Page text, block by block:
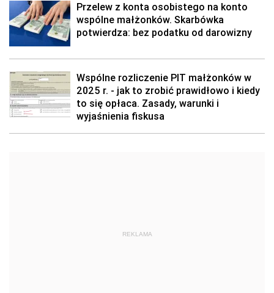
Przelew z konta osobistego na konto
wspólne małżonków. Skarbówka
potwierdza: bez podatku od darowizny
Wspólne rozliczenie PIT małżonków w
2025 r. - jak to zrobić prawidłowo i kiedy
to się opłaca. Zasady, warunki i
wyjaśnienia fiskusa
REKLAMA